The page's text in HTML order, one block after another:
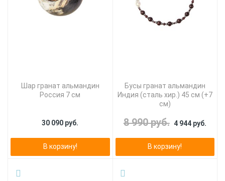
Шар гранат альмандин
Россия 7 см
30 090 руб.
В корзину!
Бусы гранат альмандин
Индия (сталь хир.) 45 см (+7
см)
8 990 руб. 4 944 руб.
В корзину!